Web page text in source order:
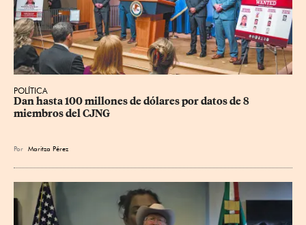
POLÍTICA
Dan hasta 100 millones de dólares por datos de 8
miembros del CJNG
Por Maritza Pérez